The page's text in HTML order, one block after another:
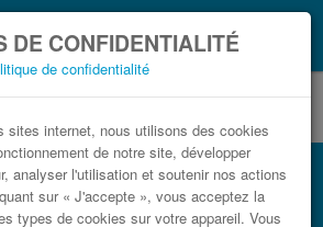
DE CONFIDENTIALITÉ
de confidentialité
sites internet, nous utilisons des cookies
de notre site, développer
analyser l'utilisation et soutenir nos actions
sur « J'accepte », vous acceptez la
types de cookies sur votre appareil. Vous
19):Ce que vous devez
voyagez
Perpignan pas cher
billet de bus moins cher